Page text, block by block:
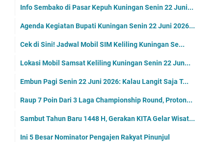
Info Sembako di Pasar Kepuh Kuningan Senin 22 Juni...
Agenda Kegiatan Bupati Kuningan Senin 22 Juni 2026...
Cek di Sini! Jadwal Mobil SIM Keliling Kuningan Se...
Lokasi Mobil Samsat Keliling Kuningan Senin 22 Jun...
Embun Pagi Senin 22 Juni 2026: Kalau Langit Saja T...
Raup 7 Poin Dari 3 Laga Championship Round, Proton...
Sambut Tahun Baru 1448 H, Gerakan KITA Gelar Wisat...
Ini 5 Besar Nominator Pengajen Rakyat Pinunjul